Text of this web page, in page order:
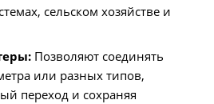
сельском хозяйстве и
Позволяют соединять
или разных типов,
переход и сохраняя